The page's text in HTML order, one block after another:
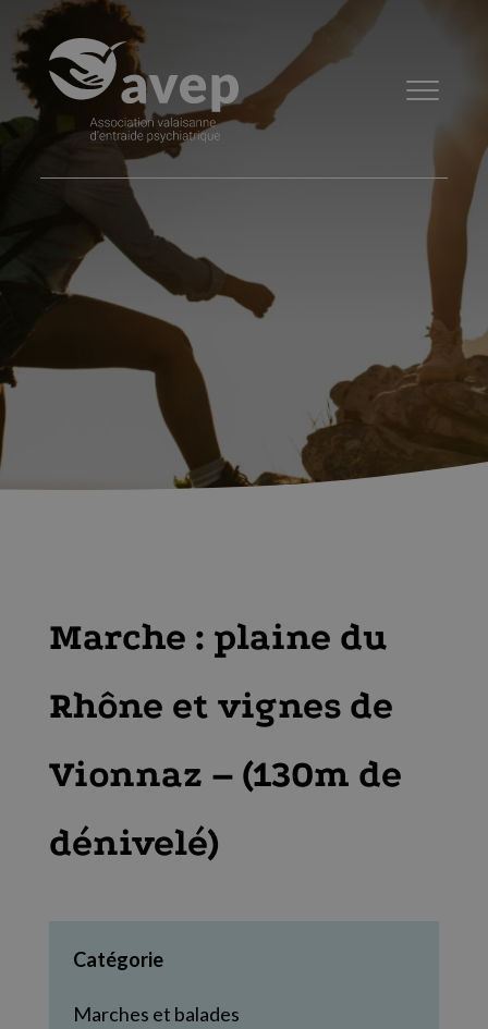
Marche : plaine du
Rhône et vignes de
Vionnaz – (130m de
dénivelé)
Catégorie
Marches et balades